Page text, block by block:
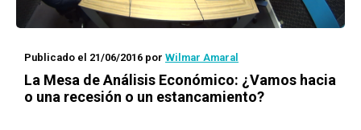
Publicado el 21/06/2016 por Wilmar Amaral
La Mesa de Análisis Económico: ¿Vamos hacia
o una recesión o un estancamiento?